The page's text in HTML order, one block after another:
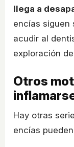
llega a
encías siguen
acudir al
exploración
Otros
Hay otras
encías